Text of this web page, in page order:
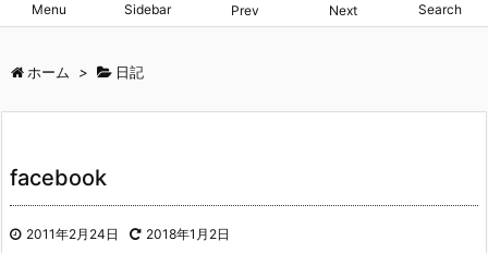
Menu Sidebar Prev Next Search
ホーム > 日記
facebook
2011年2月24日 2018年1月2日